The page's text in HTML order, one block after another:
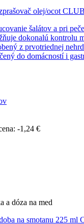
olej/ocot CLUB
šalátov a pri
dokonalú kontrolu
z prvotriednej
do domácností i
-1,24 €
a dóza na med
na smotanu 225 ml